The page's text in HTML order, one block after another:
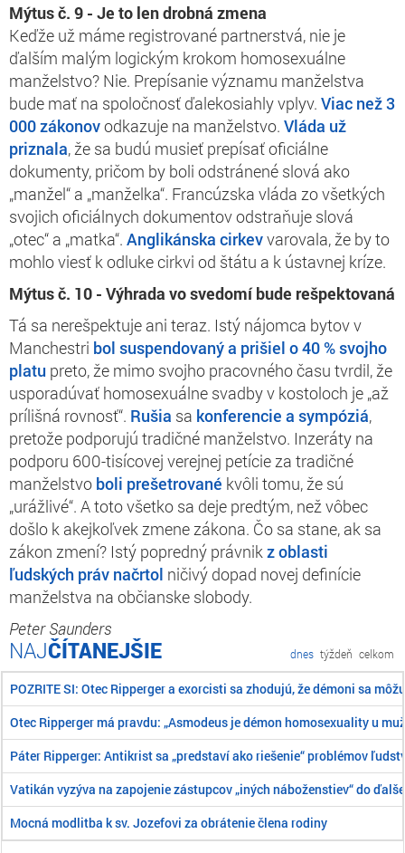
Mýtus č. 9 - Je to len drobná zmena
Keďže už máme registrované partnerstvá, nie je
ďalším malým logickým krokom homosexuálne
manželstvo? Nie. Prepísanie významu manželstva
bude mať na spoločnosť ďalekosiahly vplyv. Viac než 3
000 zákonovodkazuje na manželstvo. Vláda už
priznala, že sa budú musieť prepísať oficiálne
dokumenty, pričom by boli odstránené slová ako
„manžel“ a „manželka“. Francúzska vláda zo všetkých
svojich oficiálnych dokumentov odstraňuje slová
„otec“ a „matka“. Anglikánska cirkevvarovala, že by to
mohlo viesť k odluke cirkvi od štátu a k ústavnej kríze.
Mýtus č. 10 - Výhrada vo svedomí bude rešpektovaná
Tá sa nerešpektuje ani teraz. Istý nájomca bytov v
Manchestri bol suspendovaný a prišiel o 40 % svojho
platu preto, že mimo svojho pracovného času tvrdil, že
usporadúvať homosexuálne svadby v kostoloch je „až
prílišná rovnosť“. Rušia sa konferencie a sympóziá,
pretože podporujú tradičné manželstvo. Inzeráty na
podporu 600-tisícovej verejnej petície za tradičné
manželstvo boli prešetrované kvôli tomu, že sú
„urážlivé“. A toto všetko sa deje predtým, než vôbec
došlo k akejkoľvek zmene zákona. Čo sa stane, ak sa
zákon zmení? Istý popredný právnikz oblasti
ľudských práv načrtol ničivý dopad novej definície
manželstva na občianske slobody.
Peter Saunders
ČÍTANEJŠIE dnes týždeň celkom
POZRITE SI: Otec Ripperger a exorcisti sa zhodujú, že démoni sa
Otec Ripperger má pravdu: „Asmodeus je démon homosexuality u
Páter Ripperger: Antikrist sa „predstaví ako riešenie“ problémov
Vatikán vyzýva na zapojenie zástupcov „iných náboženstiev“ do
Mocná modlitba k sv. Jozefovi za obrátenie člena rodiny